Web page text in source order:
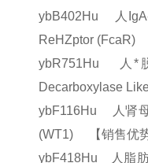
ybB402Hu 人
ReHZptor (FcaR)
ybR751Hu 人*
Decarboxylase
ybF116Hu 人肾
(WT1) 【销售优
ybF418Hu 人脂肪